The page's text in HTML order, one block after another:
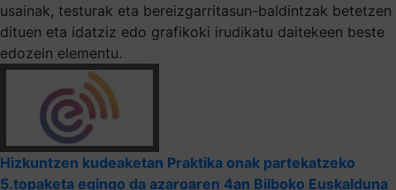
usainak, testurak eta bereizgarritasun-baldintzak betetzen
dituen eta idatziz edo grafikoki irudikatu daitekeen beste
edozein elementu.
Hizkuntzen kudeaketan Praktika onak partekatzeko
5.topaketa egingo da azaroaren 4an Bilboko Euskalduna